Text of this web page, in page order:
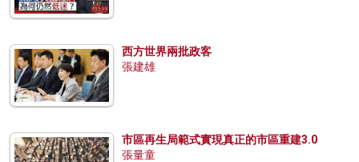
西方世界兩批政客
張建雄
市區再生局範式實現真正的市區重建3.0
張量童